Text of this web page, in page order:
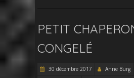
PETIT
CONGELÉ
30 décembre 2017 Anne Burg